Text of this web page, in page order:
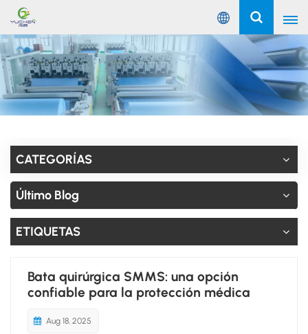
Español
English
Русский
Español
Português
عربي
CATEGORÍAS
Último Blog
ETIQUETAS
Bata quirúrgica SMMS: una opción
confiable para la protección médica
Aug 18, 2025